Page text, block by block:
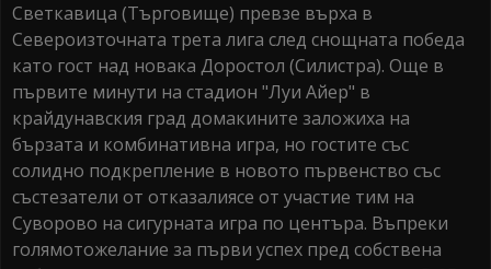
Светкавица (Търговище) превзе върха в
Североизточната трета лига след снощната победа
като гост над новака Доростол (Силистра). Още в
първите минути на стадион "Луи Айер" в
крайдунавския град домакините заложиха на
бързата и комбинативна игра, но гостите със
солидно подкрепление в новото първенство със
състезатели от отказалиясе от участие тим на
Суворово на сигурната игра по центъра. Въпреки
голямотожелание за първи успех пред собствена